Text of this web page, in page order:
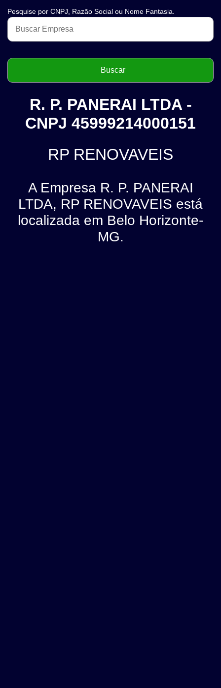
Pesquise por CNPJ, Razão Social ou Nome Fantasia.
R. P. PANERAI LTDA -
CNPJ 45999214000151
RP RENOVAVEIS
A Empresa R. P. PANERAI
LTDA, RP RENOVAVEIS está
localizada em Belo Horizonte-
MG.